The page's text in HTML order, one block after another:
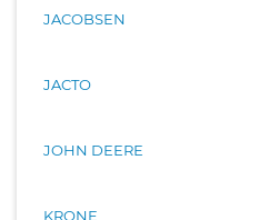
JACOBSEN
JACTO
JOHN DEERE
KRONE